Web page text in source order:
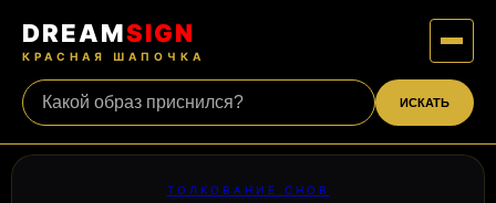
DREAMSIGN
КРАСНАЯ ШАПОЧКА
ИСКАТЬ
ТОЛКОВАНИЕ СНОВ